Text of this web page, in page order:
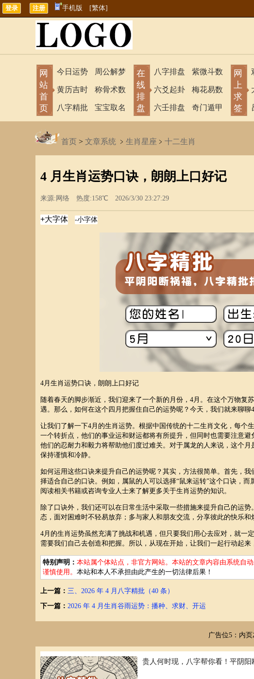
手机版 [繁体]
网
站
首
页
今日运势
黄历吉时
八字精批
周公解梦
称骨术数
宝宝取名
在
线
排
盘
八字排盘
六爻起卦
六壬排盘
紫微斗数
梅花易数
奇门遁甲
网
上
求
签
首页 > 文章系统 ﹥ 生肖星座 ﹥ 十二生肖
4 月生肖运势口诀，朗朗上口好记
来源:网络 热度:158℃ 2026/3/30 23:27:29
4月生肖运势口诀，朗朗上口好记
随着春天的脚步渐近，我们迎来了一个新的月份，4月。在这个万物
遇。那么，如何在这个四月把握住自己的运势呢？今天，我们就来聊聊
让我们了解一下4月的生肖运势。根据中国传统的十二生肖文化，每个
一个转折点，他们的事业运和财运都将有所提升，但同时也需要注意
他们的忍耐力和毅力将帮助他们度过难关。对于属龙的人来说，这个
保持谨慎和冷静。
如何运用这些口诀来提升自己的运势呢？其实，方法很简单。首先，
择适合自己的口诀。例如，属鼠的人可以选择“鼠来运转”这个口诀，
阅读相关书籍或咨询专业人士来了解更多关于生肖运势的知识。
除了口诀外，我们还可以在日常生活中采取一些措施来提升自己的运
态，面对困难时不轻易放弃；多与家人和朋友交流，分享彼此的快乐和
4月的生肖运势虽然充满了挑战和机遇，但只要我们用心去应对，就一
需要我们自己去创造和把握。所以，从现在开始，让我们一起行动起来
特别声明： 本站属个体站点，非官方网站。本站的文章内容由系统自
谨慎使用。 本站和本人不承担由此产生的一切法律后果！
上一篇： 三、2026 年 4 月八字精批（40 条）
下一篇： 2026 年 4 月生肖谷雨运势：播种、求财、开运
广告位5：内页
贵人何时现，八字帮你看！平阴阳